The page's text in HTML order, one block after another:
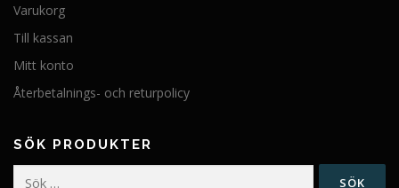
Varukorg
Till kassan
Mitt konto
Återbetalnings- och returpolicy
SÖK PRODUKTER